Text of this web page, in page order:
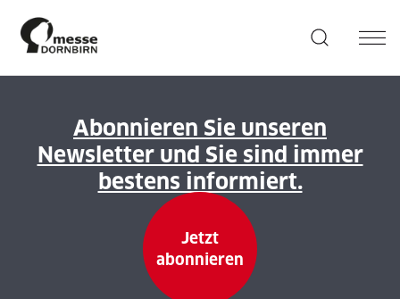
Abonnieren Sie unseren
Newsletter und Sie sind immer
bestens informiert.
Jetzt
abonnieren